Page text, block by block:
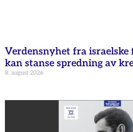
Verdensnyhet fra israelske
kan stanse spredning av
8. august 2026